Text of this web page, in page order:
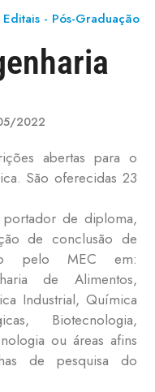
Editais - Pós-Graduação
2022
abertas para o
São oferecidas 23
de diploma,
de conclusão de
pelo MEC em:
de Alimentos,
Industrial, Química
Biotecnologia,
ou áreas afins
de pesquisa do